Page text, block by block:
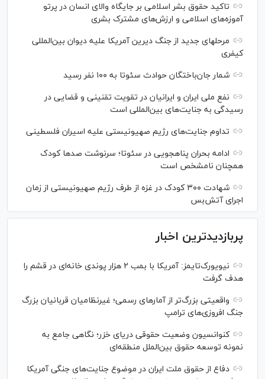
تاکید حقوق بشر اسلامی بر جایگاه والای انسان در پرتو
آموزه‌های اسلامی و ارزش‌های مشترک بشری
مرحله‎ای جدید از جنگ دیرین آمریکا علیه دیوان بین‌المللی
کیفری
شمار جان‌باختگان حوادث سئوتا به ۱۰۰ نفر رسید
نفع ملی ایران و ایرانیان در تقویت تقنینی و قضایی در
رسیدگی به جنایت‌های بین‌المللی است
تداوم جنایت‌های رژیم صهیونیستی علیه اسیران فلسطینی
ادامه بحران پناهجویی در سئوتا؛ سرنوشت صدها کودک
همچنان نامشخص است
شهادت ۳۰۰ کودک در غزه از طرف رژیم صهیونیستی از زمان
اجرای آتش‌بس
پربازدیدترین اخبار
نیویورک‌تایمز: آمریکا با بمب ۲ هزار پوندی خانه‌ای در قشم را
هدف گرفت
واقعیتی بزرگ‌تر از آمار‌های رسمی؛ غیرنظامیان قربانیان بزرگ
جنگ افروزی‌های ترامپ
کنوانسیون وضعیت حقوقی دریای خزر؛ نگاهی جامع به
نمونه توسعه حقوق بین‌الملل منطقه‌ای
دفاع از حقوق ملت ایران در موضوع جنایت‌های جنگی آمریکا